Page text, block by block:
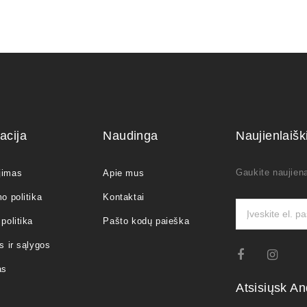
politika
ir sąlygos
Naudinga
Apie mus
Kontaktai
Pašto kodų paieška
Gaukite
Atsisiųsk